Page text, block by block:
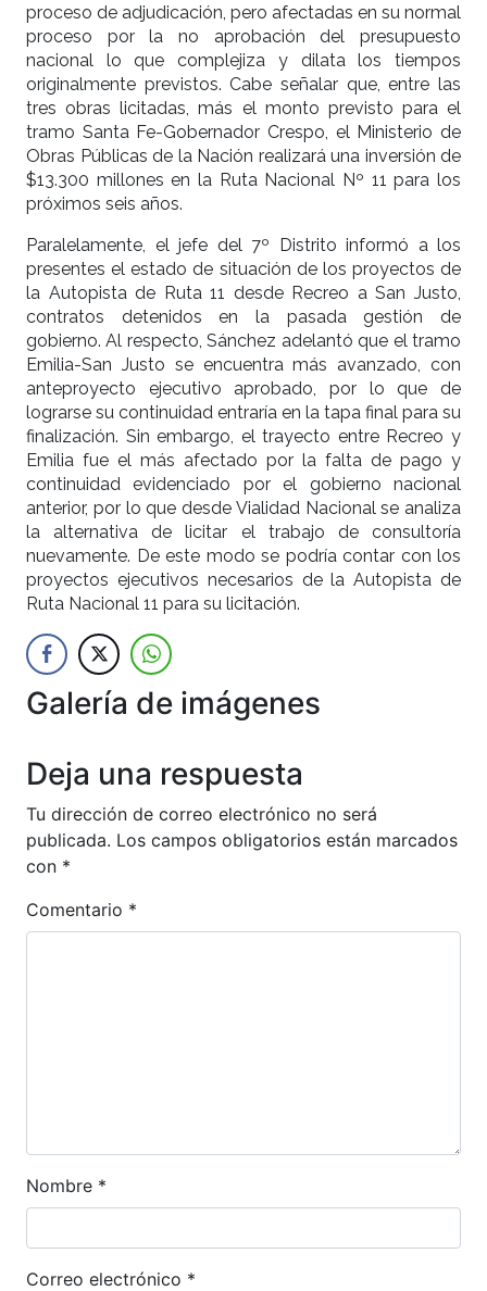
proceso de adjudicación, pero afectadas en su normal
proceso por la no aprobación del presupuesto
nacional lo que complejiza y dilata los tiempos
originalmente previstos. Cabe señalar que, entre las
tres obras licitadas, más el monto previsto para el
tramo Santa Fe-Gobernador Crespo, el Ministerio de
Obras Públicas de la Nación realizará una inversión de
$13.300 millones en la Ruta Nacional Nº 11 para los
próximos seis años.
Paralelamente, el jefe del 7º Distrito informó a los
presentes el estado de situación de los proyectos de
la Autopista de Ruta 11 desde Recreo a San Justo,
contratos detenidos en la pasada gestión de
gobierno. Al respecto, Sánchez adelantó que el tramo
Emilia-San Justo se encuentra más avanzado, con
anteproyecto ejecutivo aprobado, por lo que de
lograrse su continuidad entraría en la tapa final para su
finalización. Sin embargo, el trayecto entre Recreo y
Emilia fue el más afectado por la falta de pago y
continuidad evidenciado por el gobierno nacional
anterior, por lo que desde Vialidad Nacional se analiza
la alternativa de licitar el trabajo de consultoría
nuevamente. De este modo se podría contar con los
proyectos ejecutivos necesarios de la Autopista de
Ruta Nacional 11 para su licitación.
Galería de imágenes
Deja una respuesta
Tu dirección de correo electrónico no será
publicada. Los campos obligatorios están marcados
con *
Comentario *
Nombre *
Correo electrónico *